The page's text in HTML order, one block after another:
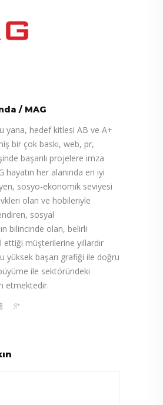
/ MAG
yana, hedef kitlesi AB ve A+
bir çok baskı, web, pr,
başarılı projelere imza
hayatın her alanında en iyi
sosyo-ekonomik seviyesi
olan ve hobileriyle
sosyal
bilincinde olan, belirli
müşterilerine yıllardır
yüksek başarı grafiği ile doğru
ile sektöründeki
etmektedir.